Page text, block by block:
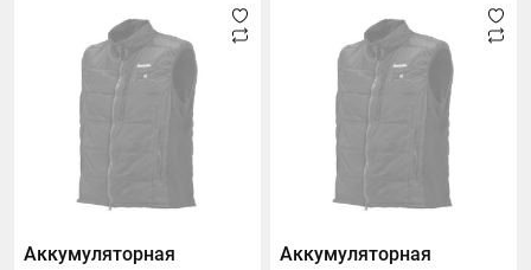
Аккумуляторная
Аккумуляторная